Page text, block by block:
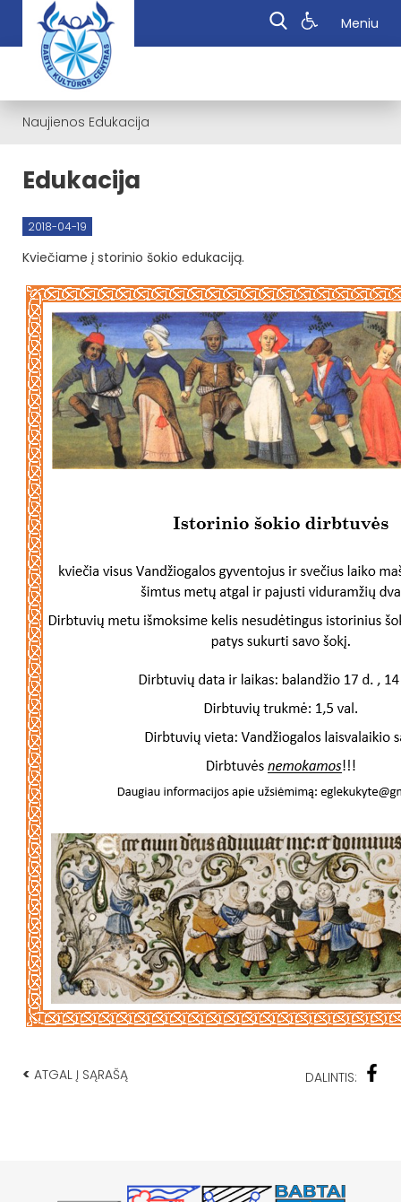
Meniu
Naujienos Edukacija
Edukacija
2018-04-19
Kviečiame į storinio šokio edukaciją.
< ATGAL Į SĄRAŠĄ DALINTIS: